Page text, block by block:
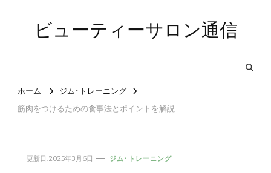
ビューティーサロン通信
ホーム
ジム･トレーニング
筋肉をつけるための食事法とポイントを解説
更新日:2025年3月6日 ジム･トレーニング